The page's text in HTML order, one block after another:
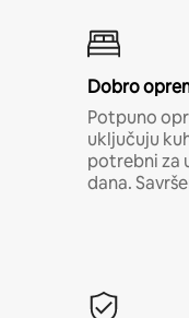
Dobro
Potpuno
uključuju
potrebni za
dana.